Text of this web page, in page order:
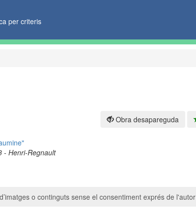
per criteris
Obra desapareguda
- Henri-Regnault
o continguts sense el consentiment exprés de l'autor